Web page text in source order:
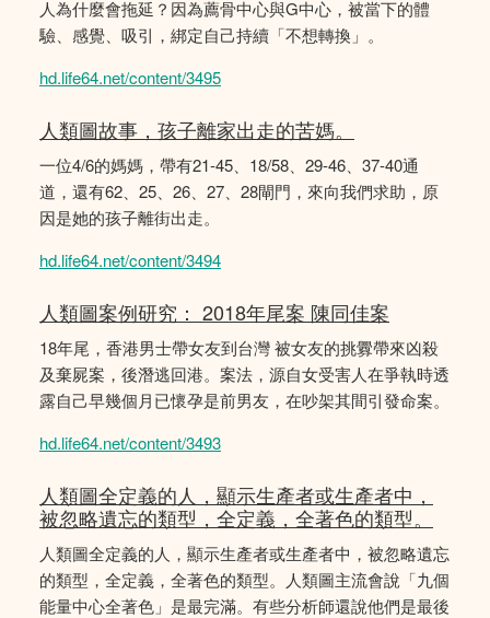
人為什麼會拖延？因為薦骨中心與G中心，被當下的體
驗、感覺、吸引，綁定自己持續「不想轉換」。
hd.life64.net/content/3495
人類圖故事，孩子離家出走的苦媽。
一位4/6的媽媽，帶有21-45、18/58、29-46、37-40通
道，還有62、25、26、27、28閘門，來向我們求助，原
因是她的孩子離街出走。
hd.life64.net/content/3494
人類圖案例研究： 2018年尾案 陳同佳案
18年尾，香港男士帶女友到台灣 被女友的挑釁帶來凶殺
及棄屍案，後潛逃回港。案法，源自女受害人在爭執時透
露自己早幾個月已懷孕是前男友，在吵架其間引發命案。
hd.life64.net/content/3493
人類圖全定義的人，顯示生產者或生產者中，
被忽略遺忘的類型，全定義，全著色的類型。
人類圖全定義的人，顯示生產者或生產者中，被忽略遺忘
的類型，全定義，全著色的類型。人類圖主流會說「九個
能量中心全著色」是最完滿。有些分析師還說他們是最後